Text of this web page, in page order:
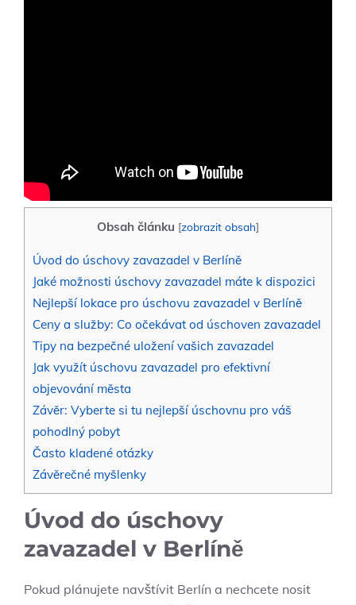
Obsah článku [zobrazit obsah]
Úvod do úschovy zavazadel v Berlíně
Jaké možnosti úschovy zavazadel máte k dispozici
Nejlepší lokace pro úschovu zavazadel v Berlíně
Ceny a služby: Co očekávat od úschoven zavazadel
Tipy na bezpečné uložení vašich zavazadel
Jak využít úschovu zavazadel pro efektivní
objevování města
Závěr: Vyberte si tu nejlepší úschovnu pro váš
pohodlný pobyt
Často kladené otázky
Závěrečné myšlenky
Úvod do úschovy
zavazadel v Berlíně
Pokud plánujete navštívit Berlín a nechcete nosit